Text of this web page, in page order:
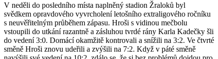
V neděli do posledního místa naplněný stadion Žraloků byl
svědkem opravdového vyvrcholení letošního extraligového ročníku
s neuvěřitelným průběhem zápasu. Hroši s vidinou mečbolu
vstoupili do utkání razantně a zásluhou tvrdé rány Karla Kadečky šli
do vedení 3:0. Domácí okamžitě kontrovali a snížili na 3:2. Ve čtvrté
směně Hroši znovu udeřili a zvýšili na 7:2. Když v páté směně